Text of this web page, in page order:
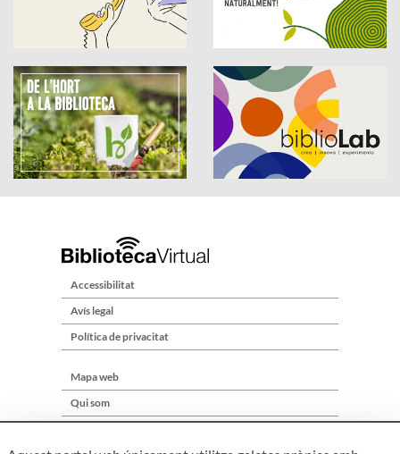
Accessibilitat
Avís legal
Política de privacitat
Mapa web
Qui som